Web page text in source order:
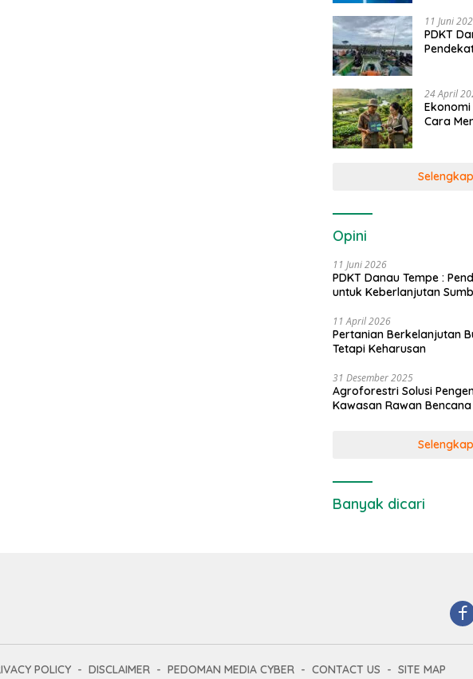
11 Juni
PDKT
24 April
Cara
Opini
11 Juni 2026
PDKT Danau Tempe :
untuk Keberlanjutan
11 April 2026
Pertanian Berkelanjutan
Tetapi Keharusan
31 Desember 2025
Agroforestri Solusi
Kawasan Rawan Bencana
Banyak dicari
POLICY DISCLAIMER PEDOMAN MEDIA CYBER CONTACT US SITE MAP